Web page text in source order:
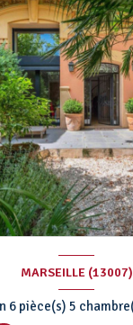
MARSEILLE (13007)